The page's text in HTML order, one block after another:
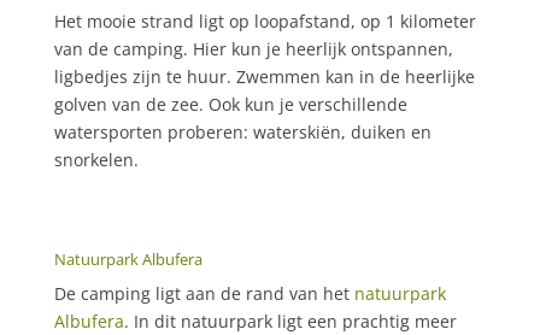
Het mooie strand ligt op loopafstand, op 1 kilometer
van de camping. Hier kun je heerlijk ontspannen,
ligbedjes zijn te huur. Zwemmen kan in de heerlijke
golven van de zee. Ook kun je verschillende
watersporten proberen: waterskiën, duiken en
snorkelen.
Natuurpark Albufera
De camping ligt aan de rand van het natuurpark
Albufera. In dit natuurpark ligt een prachtig meer